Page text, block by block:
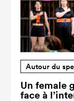
Autour du
Un female
face à